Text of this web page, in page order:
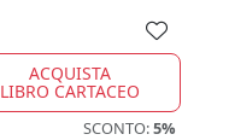
ACQUISTA
LIBRO CARTACEO
SCONTO:5%